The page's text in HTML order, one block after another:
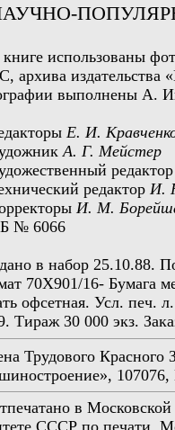
использованы
архива издательства
выполнены А.
Е. И.
А. Г. Мейстер
редактор И.
И. М.
№ 6066
в набор 25.10.88.
70X901/16- Бумага
офсетная. Усл. печ.
Тираж 30 000 экз.
Трудового Красного
в
СССР по печати,